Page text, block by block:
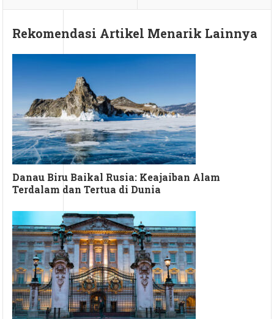
Rekomendasi Artikel Menarik Lainnya
Danau Biru Baikal Rusia: Keajaiban Alam
Terdalam dan Tertua di Dunia